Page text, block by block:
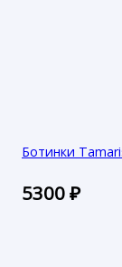
Ботинки
5300₽